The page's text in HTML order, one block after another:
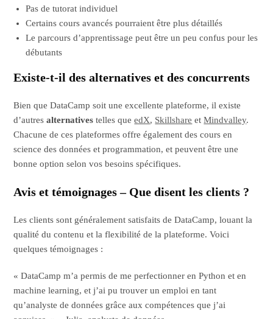
Pas de tutorat individuel
Certains cours avancés pourraient être plus détaillés
Le parcours d’apprentissage peut être un peu confus pour les
débutants
Existe-t-il des alternatives et des concurrents
Bien que DataCamp soit une excellente plateforme, il existe
d’autresalternatives telles queedX, Skillshare etMindvalley.
Chacune de ces plateformes offre également des cours en
science des données et programmation, et peuvent être une
bonne option selon vos besoins spécifiques.
Avis et témoignages – Que disent les clients ?
Les clients sont généralement satisfaits de DataCamp, louant la
qualité du contenu et la flexibilité de la plateforme. Voici
quelques témoignages :
« DataCamp m’a permis de me perfectionner en Python et en
machine learning, et j’ai pu trouver un emploi en tant
qu’analyste de données grâce aux compétences que j’ai